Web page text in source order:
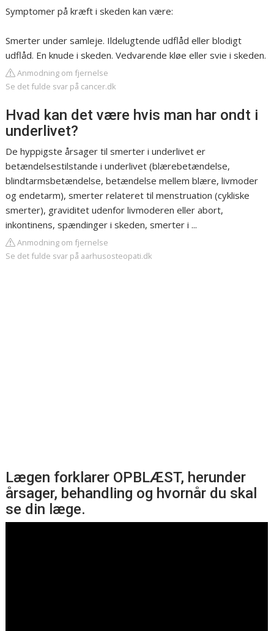
Symptomer på kræft i skeden kan være:
Smerter under samleje. Ildelugtende udflåd eller blodigt
udflåd. En knude i skeden. Vedvarende kløe eller svie i skeden.
Anmodning om fjernelse
Se det fulde svar på cancer.dk
Hvad kan det være hvis man har ondt i
underlivet?
De hyppigste årsager til smerter i underlivet er
betændelsestilstande i underlivet (blærebetændelse,
blindtarmsbetændelse, betændelse mellem blære, livmoder
og endetarm), smerter relateret til menstruation (cykliske
smerter), graviditet udenfor livmoderen eller abort,
inkontinens, spændinger i skeden, smerter i ...
Anmodning om fjernelse
Se det fulde svar på aarhusosteopati.dk
Lægen forklarer OPBLÆST, herunder
årsager, behandling og hvornår du skal
se din læge.